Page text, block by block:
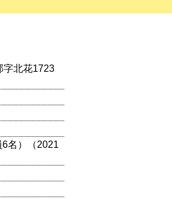
字北花1723
名）（2021